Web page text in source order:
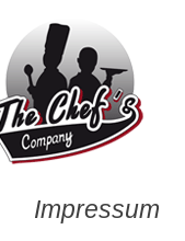
Impressum